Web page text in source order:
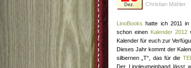
Dez. Christian Mähler
LinoBooks hatte ich 2011 in
schon einen Kalender 2012
Kalender für euch zur
Dieses Jahr kommt der
silbernen „T“, das für die
Der Linoleumeinband lässt